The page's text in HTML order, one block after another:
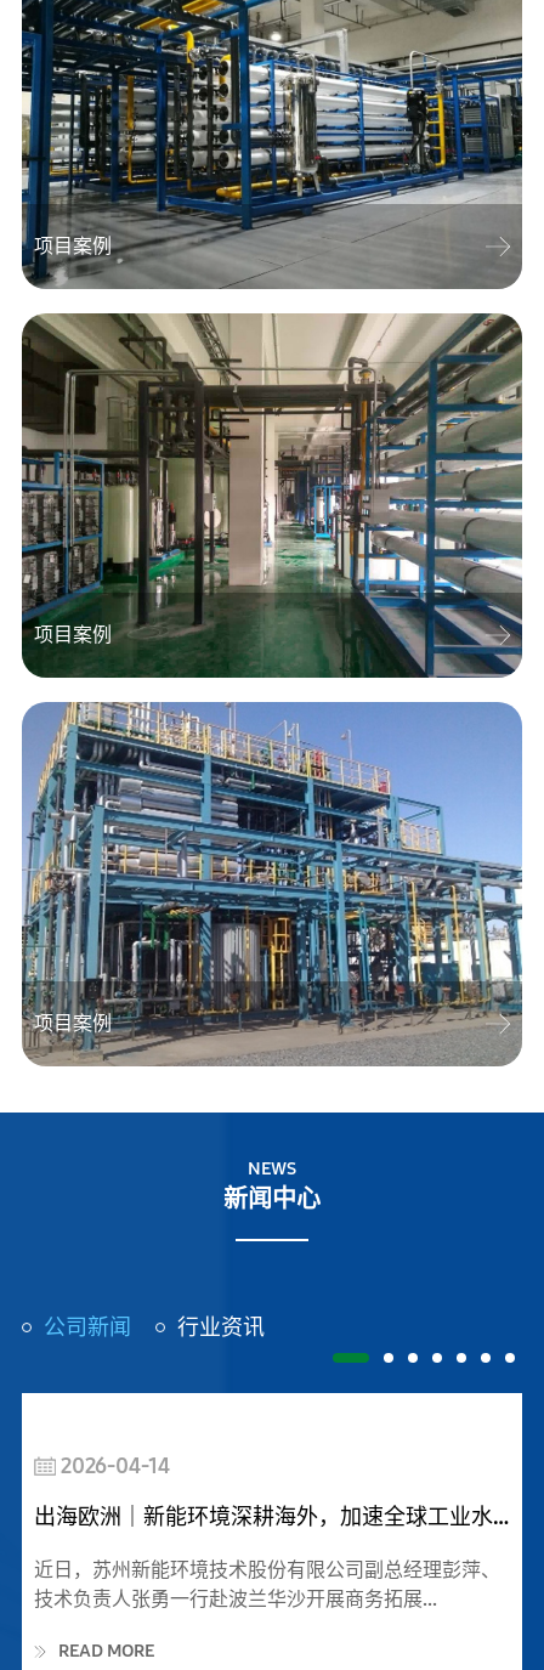
项目案例
项目案例
查看详情
项目案例
项目案例
查看详情
项目案例
查看详情
NEWS
新闻中心
公司新闻 行业资讯
2026-04-14
出海欧洲｜新能环境深耕海外，加速全球工业水处理布局
近日，苏州新能环境技术股份有限公司副总经理彭萍、
技术负责人张勇一行赴波兰华沙开展商务拓展...
READ MORE